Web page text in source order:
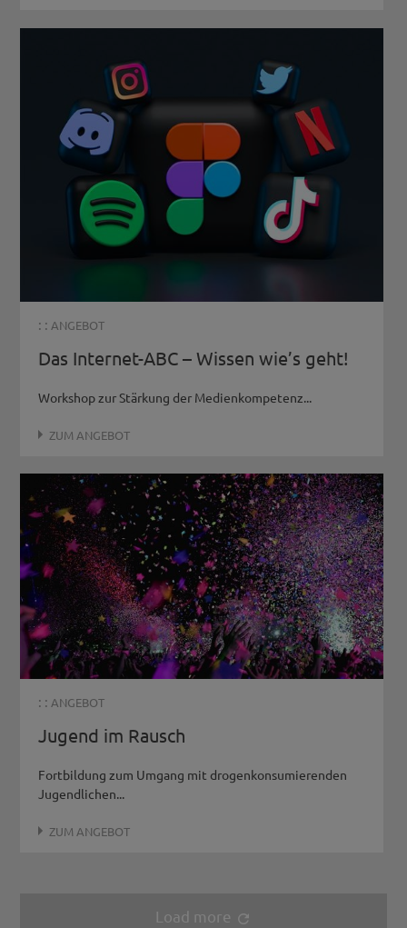
: : ANGEBOT
Das Internet-ABC – Wissen wie’s geht!
Workshop zur Stärkung der Medienkompetenz...
ZUM ANGEBOT
: : ANGEBOT
Jugend im Rausch
Fortbildung zum Umgang mit drogenkonsumierenden
Jugendlichen...
ZUM ANGEBOT
Load more refresh